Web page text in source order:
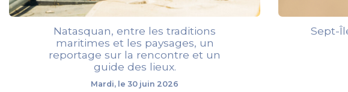
Natasquan, entre les traditions
maritimes et les paysages, un
reportage sur la rencontre et un
guide des lieux.
Mardi, le 30 juin 2026
Sept-